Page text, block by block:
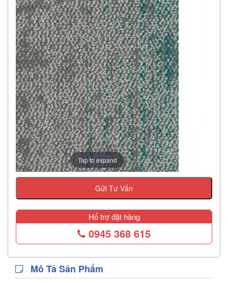
Tap to expand
Gửi Tư Vấn
Hổ trợ đặt hàng
0945 368 615
Mô Tả Sản Phẩm